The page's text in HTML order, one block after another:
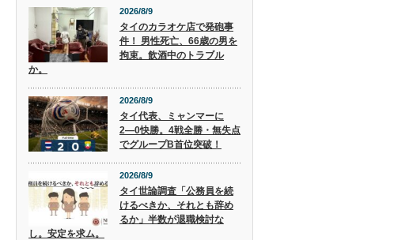
2026/8/9
タイのカラオケ店で発砲事
件！ 男性死亡、66歳の男を
拘束。飲酒中のトラブル
か。
2026/8/9
タイ代表、ミャンマーに
2―0快勝。4戦全勝・無失点
でグループB首位突破！
2026/8/9
タイ世論調査「公務員を続
けるべきか、それとも辞め
るか」半数が退職検討な
し。安定を求ム。